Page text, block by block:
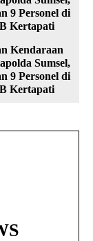
Kendaraan
Sumsel,
9 Personel di
Kertapati